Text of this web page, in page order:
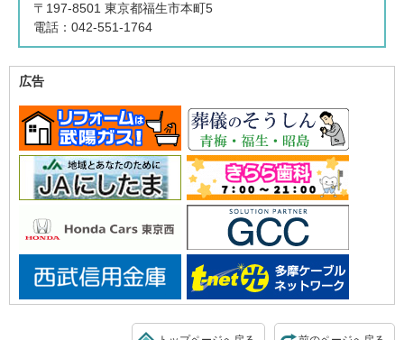
〒197-8501 東京都福生市本町5
電話：042-551-1764
広告